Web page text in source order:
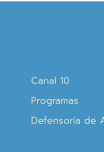
Canal 10
Programas
Defensoría de